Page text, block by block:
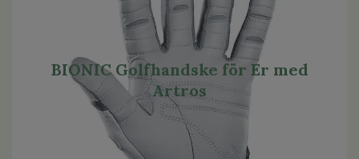
BIONIC Golfhandske för Er med
Artros